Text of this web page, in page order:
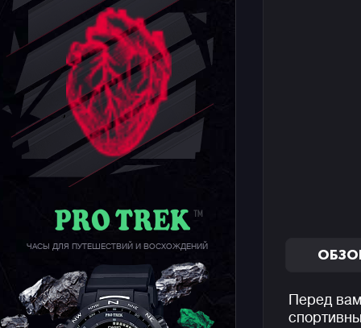
ЧАСЫ ДЛЯ ПУТЕШЕСТВИЙ И ВОСХОЖДЕНИЙ
Перед